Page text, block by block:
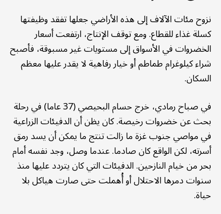
نزوح مئات الآلاف إلى هذه الأراضي جعلها تفقد وظيفتها
كسلة غذاء للقطاع. ومع توقف الإنتاج، ارتفعت أسعار
الخضروات في الأسواق إلى مستويات غير مسبوقة، فأصبح
شراء كيلوغرام طماطم أو خيار رفاهية لا يقدر عليها معظم
السكان.
في صباح رمادي، خرج حسام البحيصي (37 عاما) في رحلة
بحث عن خضروات رخيصة. كان يظن أن الدفيئات الزراعية
في مواصي جنوب غزة ما زالت تنتج ما يمكن أن يسد رمق
أسرته، لكن الواقع كان صادما. عندما وصل، وجد نفسه أمام
بحر من خيام النازحين. الدفيئات التي كان يتردد عليها منذ
سنوات دمرها الاحتلال أو أُهملت حتى صارت هياكل بلا
حياة.